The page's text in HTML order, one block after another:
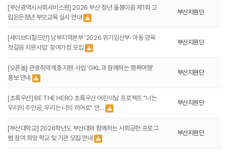
[부산광역시사회서비스원] 2026 부산 청년 돌봄이음 제1회 고
립은둔청년 부모교육 실시 안내
부산지원단
[세이브더칠드런] 남부지역본부 '2026 위기임산부· 아동 양육
첫걸음 지원사업' 참여가정 모집
부산지원단
[오픈놀] 관광취약계층 지원 사업 ‘GKL과 함께하는 행복여행’
홍보 안내
부산지원단
[초록우산] BE THE HERO 초록우산 어린이날 프로젝트 "너는
우리의 주인공, 우리는 너의 히어로" 안…
부산지원단
[부산대학교] 2026학년도 부산대와 함께하는 사회공헌 프로그
램 참여 희망 학교 및 기관 모집 안내
부산지원단